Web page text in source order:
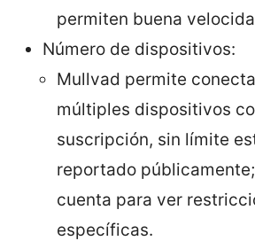
permiten buena
Número de dispositivos:
Mullvad permite
múltiples dispositivos
suscripción, sin límite
reportado
cuenta para ver
específicas.